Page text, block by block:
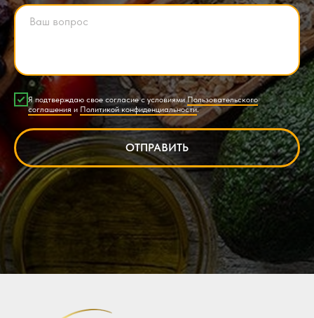
Я подтверждаю свое согласие с условиямиПользовательского
соглашения и Политикой конфиденциальности.
ОТПРАВИТЬ